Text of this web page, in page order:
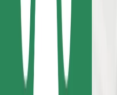
Autovadītājiem
Kurjeriem
Bolt Food
Autoparku īpašniekiem
Restorāniem